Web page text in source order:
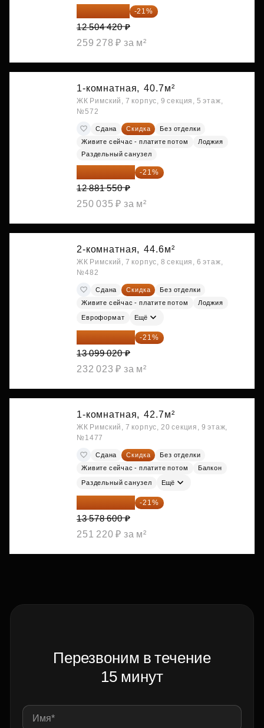
-21%
12 504 420 ₽
259 278 ₽ за м²
1-комнатная, 40.7м²
ЖК Римский, 7 корпус, 9 секция, 5 этаж,
№572
Сдана Скидка
Без отделки
Живите сейчас - платите потом
Лоджия
Раздельный санузел
10 176 425 ₽ -21%
12 881 550 ₽
250 035 ₽ за м²
2-комнатная, 44.6м²
ЖК Римский, 7 корпус, 8 секция, 6 этаж,
№482
Сдана Скидка
Без отделки
Живите сейчас - платите потом
Лоджия
Евроформат Ещё
10 348 226 ₽ -21%
13 099 020 ₽
232 023 ₽ за м²
1-комнатная, 42.7м²
ЖК Римский, 7 корпус, 20 секция, 9 этаж,
№1477
Сдана Скидка
Без отделки
Живите сейчас - платите потом
Балкон
Раздельный санузел Ещё
10 727 094 ₽ -21%
13 578 600 ₽
251 220 ₽ за м²
Перезвоним в течение
15 минут